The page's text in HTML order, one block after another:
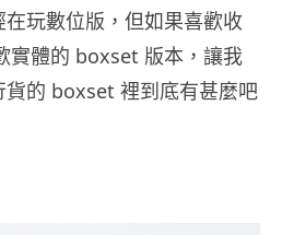
玩數位版，但如果喜歡收
實體的 boxset 版本，讓我
的 boxset 裡到底有甚麼吧